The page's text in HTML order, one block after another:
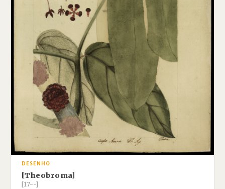
DESENHO
[Theobroma]
[17--]